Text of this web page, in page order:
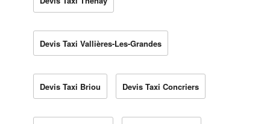
Devis Taxi Vallières-Les-Grandes
Devis Taxi Briou Devis Taxi Concriers